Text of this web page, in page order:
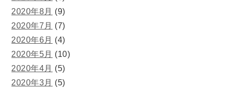
2020年8月 (9)
2020年7月 (7)
2020年6月 (4)
2020年5月 (10)
2020年4月 (5)
2020年3月 (5)